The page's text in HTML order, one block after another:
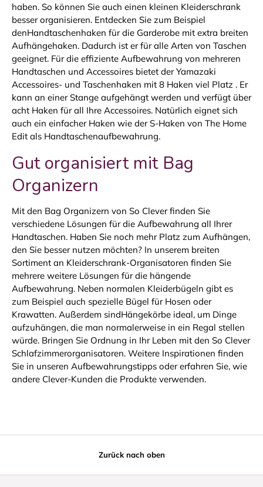
haben. So können Sie auch einen kleinen Kleiderschrank
besser organisieren. Entdecken Sie zum Beispiel
denHandtaschenhaken für die Garderobe mit extra breiten
Aufhängehaken. Dadurch ist er für alle Arten von Taschen
geeignet. Für die effiziente Aufbewahrung von mehreren
Handtaschen und Accessoires bietet der Yamazaki
Accessoires- und Taschenhaken mit 8 Haken viel Platz . Er
kann an einer Stange aufgehängt werden und verfügt über
acht Haken für all Ihre Accessoires. Natürlich eignet sich
auch ein einfacher Haken wie der S-Haken von The Home
Edit als Handtaschenaufbewahrung.
Gut organisiert mit Bag
Organizern
Mit den Bag Organizern von So Clever finden Sie
verschiedene Lösungen für die Aufbewahrung all Ihrer
Handtaschen. Haben Sie noch mehr Platz zum Aufhängen,
den Sie besser nutzen möchten? In unserem breiten
Sortiment an Kleiderschrank-Organisatoren finden Sie
mehrere weitere Lösungen für die hängende
Aufbewahrung. Neben normalen Kleiderbügeln gibt es
zum Beispiel auch spezielle Bügel für Hosen oder
Krawatten. Außerdem sindHängekörbe ideal, um Dinge
aufzuhängen, die man normalerweise in ein Regal stellen
würde. Bringen Sie Ordnung in Ihr Leben mit den So Clever
Schlafzimmerorganisatoren. Weitere Inspirationen finden
Sie in unseren Aufbewahrungstipps oder erfahren Sie, wie
andere Clever-Kunden die Produkte verwenden.
Zurück nach oben